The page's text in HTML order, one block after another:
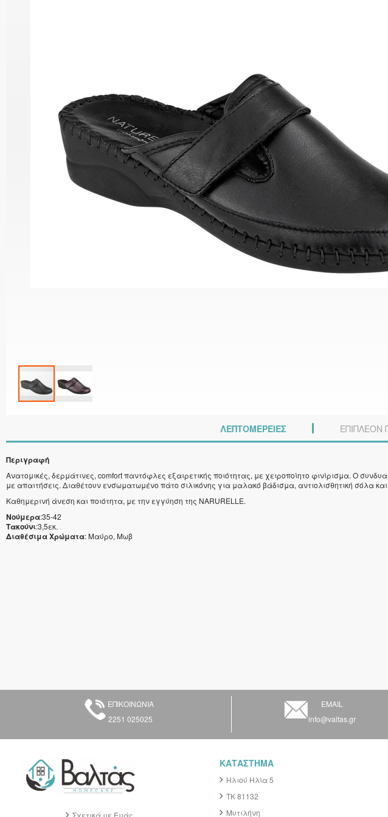
εικόνων
ΛΕΠΤΟΜΈΡΕΙΕΣ
Περιγραφή
Ανατομικές, δερμάτινες, comfort παντόφλες εξαιρετικής ποιότητας, με χειροποίητο φινίρισμα. Ο
με απαιτήσεις. Διαθέτουν ενσωματωμένο πάτο σιλικόνης για μαλακό βάδισμα, αντιολισθητική σόλα
Καθημερινή άνεση και ποιότητα, με την εγγύηση της NARURELLE.
Νούμερα:35-42
Τακούνι:3,5εκ.
Διαθέσιμα Χρώματα: Μαύρο, Μωβ
ΕΠΙΠΛΈΟΝ
ΕΠΙΚΟΙΝΩΝΙΑ
2251 025025
EMAIL
info@valtas.gr
Σχετικά με Εμάς
ΚΑΤΑΣΤΗΜΑ
Ηλιού Ηλία 5
ΤΚ 81132
Μυτιλήνη